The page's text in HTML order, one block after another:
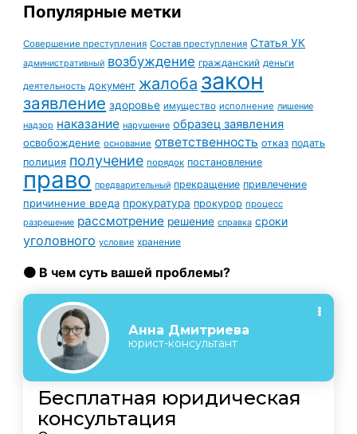
Популярные метки
Совершение преступления Состав преступления Статья УК
административный возбуждение гражданский деньги
деятельность документ жалоба закон
заявление здоровье имущество исполнение лишение
надзор наказание нарушение образец заявления
освобождение основание ответственность отказ подать
полиция получение порядок постановление
право предварительный прекращение привлечение
причинение вреда прокуратура прокурор процесс
разрешение рассмотрение решение справка сроки
уголовного условие хранение
🟠 В чем суть вашей проблемы?